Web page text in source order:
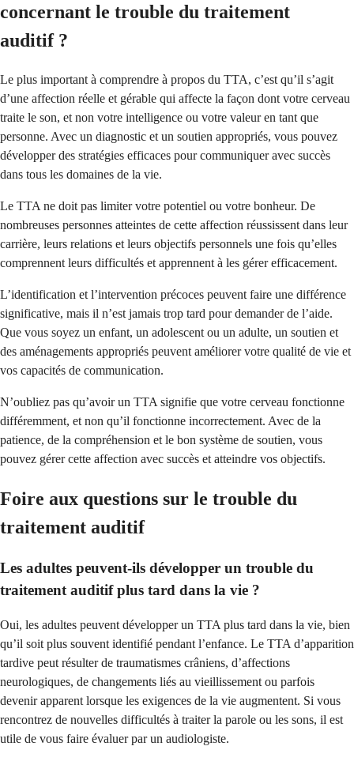
concernant le trouble du traitement
auditif ?
Le plus important à comprendre à propos du TTA, c’est qu’il s’agit
d’une affection réelle et gérable qui affecte la façon dont votre cerveau
traite le son, et non votre intelligence ou votre valeur en tant que
personne. Avec un diagnostic et un soutien appropriés, vous pouvez
développer des stratégies efficaces pour communiquer avec succès
dans tous les domaines de la vie.
Le TTA ne doit pas limiter votre potentiel ou votre bonheur. De
nombreuses personnes atteintes de cette affection réussissent dans leur
carrière, leurs relations et leurs objectifs personnels une fois qu’elles
comprennent leurs difficultés et apprennent à les gérer efficacement.
L’identification et l’intervention précoces peuvent faire une différence
significative, mais il n’est jamais trop tard pour demander de l’aide.
Que vous soyez un enfant, un adolescent ou un adulte, un soutien et
des aménagements appropriés peuvent améliorer votre qualité de vie et
vos capacités de communication.
N’oubliez pas qu’avoir un TTA signifie que votre cerveau fonctionne
différemment, et non qu’il fonctionne incorrectement. Avec de la
patience, de la compréhension et le bon système de soutien, vous
pouvez gérer cette affection avec succès et atteindre vos objectifs.
Foire aux questions sur le trouble du
traitement auditif
Les adultes peuvent-ils développer un trouble du
traitement auditif plus tard dans la vie ?
Oui, les adultes peuvent développer un TTA plus tard dans la vie, bien
qu’il soit plus souvent identifié pendant l’enfance. Le TTA d’apparition
tardive peut résulter de traumatismes crâniens, d’affections
neurologiques, de changements liés au vieillissement ou parfois
devenir apparent lorsque les exigences de la vie augmentent. Si vous
rencontrez de nouvelles difficultés à traiter la parole ou les sons, il est
utile de vous faire évaluer par un audiologiste.